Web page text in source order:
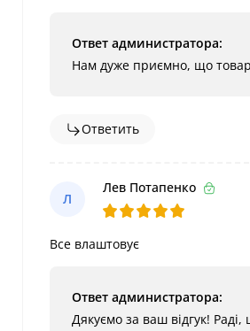
Ответ администратора:
Нам дуже приємно, що
Ответить
Л
Лев Потапенко
Все влаштовує
Ответ администратора:
Дякуємо за ваш відгук!